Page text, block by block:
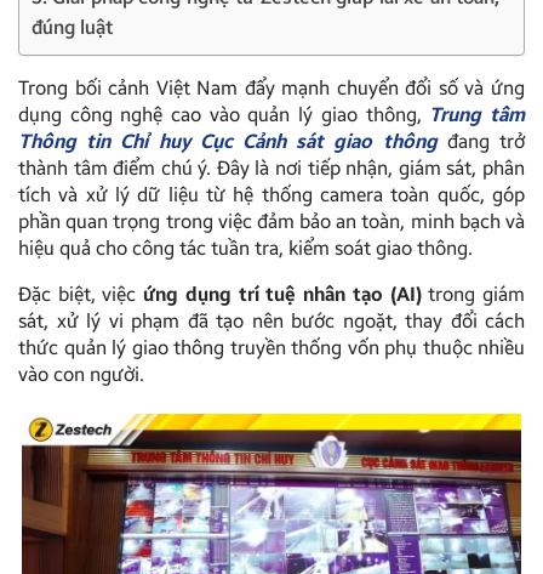
đúng luật
Trong bối cảnh Việt Nam đẩy mạnh chuyển đổi số và ứng
dụng công nghệ cao vào quản lý giao thông, Trung tâm
Thông tin Chỉ huy Cục Cảnh sát giao thôngđang trở
thành tâm điểm chú ý. Đây là nơi tiếp nhận, giám sát, phân
tích và xử lý dữ liệu từ hệ thống camera toàn quốc, góp
phần quan trọng trong việc đảm bảo an toàn, minh bạch và
hiệu quả cho công tác tuần tra, kiểm soát giao thông.
Đặc biệt, việc ứng dụng trí tuệ nhân tạo (AI)trong giám
sát, xử lý vi phạm đã tạo nên bước ngoặt, thay đổi cách
thức quản lý giao thông truyền thống vốn phụ thuộc nhiều
vào con người.